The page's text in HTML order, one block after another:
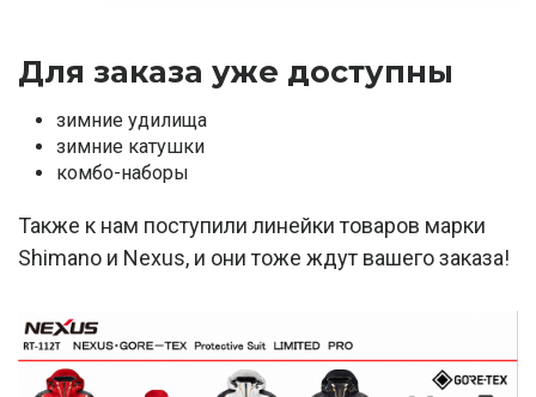
Для заказа уже доступны
зимние удилища
зимние катушки
комбо-наборы
Также к нам поступили линейки товаров марки
Shimano и Nexus, и они тоже ждут вашего заказа!